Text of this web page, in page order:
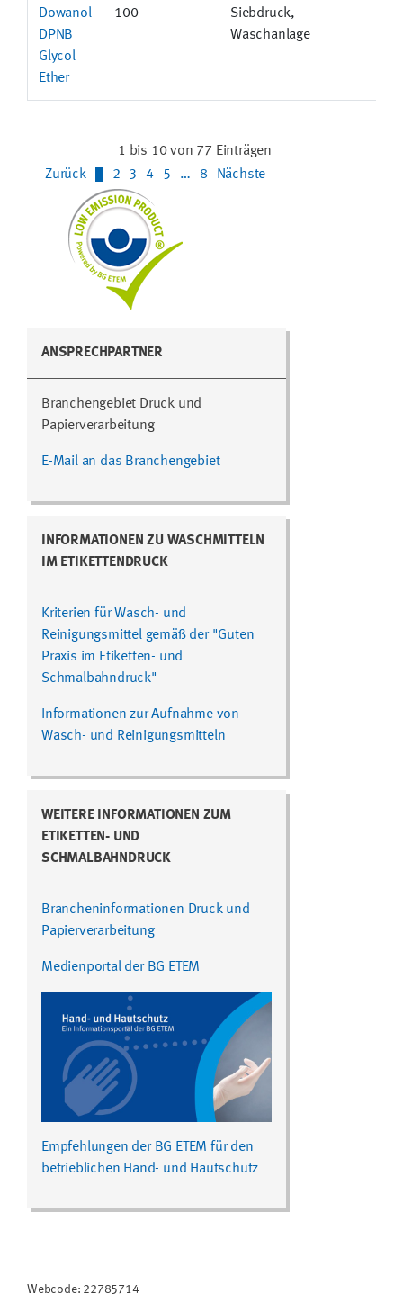
Dowanol
DPNB
Glycol
Ether
100
Siebdruck,
Waschanlage
1 bis 10 von 77 Einträgen
Zurück
2 3 4 5 … 8 Nächste
ANSPRECHPARTNER
Branchengebiet Druck und
Papierverarbeitung
E-Mail an das Branchengebiet
INFORMATIONEN ZU WASCHMITTELN
IM ETIKETTENDRUCK
Kriterien für Wasch- und
Reinigungsmittel gemäß der "Guten
Praxis im Etiketten- und
Schmalbahndruck"
Informationen zur Aufnahme von
Wasch- und Reinigungsmitteln
WEITERE INFORMATIONEN ZUM
ETIKETTEN- UND
SCHMALBAHNDRUCK
Brancheninformationen Druck und
Papierverarbeitung
Medienportal der BG ETEM
Empfehlungen der BG ETEM für den
betrieblichen Hand- und Hautschutz
Webcode: 22785714